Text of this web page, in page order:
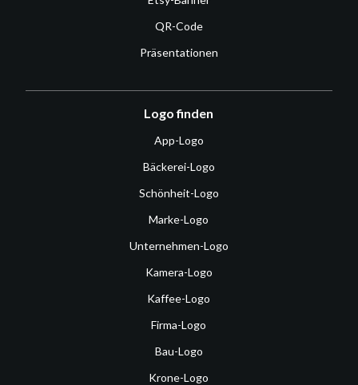
QR-Code
Präsentationen
Logo finden
App-Logo
Bäckerei-Logo
Schönheit-Logo
Marke-Logo
Unternehmen-Logo
Kamera-Logo
Kaffee-Logo
Firma-Logo
Bau-Logo
Krone-Logo